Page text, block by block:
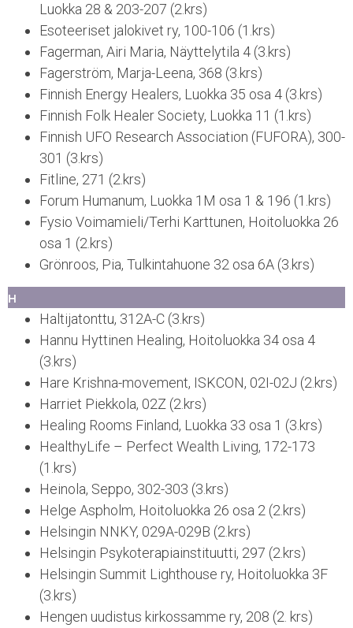
Luokka 28 & 203-207 (2.krs)
Esoteeriset jalokivet ry, 100-106 (1.krs)
Fagerman, Airi Maria, Näyttelytila 4 (3.krs)
Fagerström, Marja-Leena, 368 (3.krs)
Finnish Energy Healers, Luokka 35 osa 4 (3.krs)
Finnish Folk Healer Society, Luokka 11 (1.krs)
Finnish UFO Research Association (FUFORA), 300-
301 (3.krs)
Fitline, 271 (2.krs)
Forum Humanum, Luokka 1M osa 1 & 196 (1.krs)
Fysio Voimamieli/Terhi Karttunen, Hoitoluokka 26
osa 1 (2.krs)
Grönroos, Pia, Tulkintahuone 32 osa 6A (3.krs)
H
Haltijatonttu, 312A-C (3.krs)
Hannu Hyttinen Healing, Hoitoluokka 34 osa 4
(3.krs)
Hare Krishna-movement, ISKCON, 02I-02J (2.krs)
Harriet Piekkola, 02Z (2.krs)
Healing Rooms Finland, Luokka 33 osa 1 (3.krs)
HealthyLife – Perfect Wealth Living, 172-173
(1.krs)
Heinola, Seppo, 302-303 (3.krs)
Helge Aspholm, Hoitoluokka 26 osa 2 (2.krs)
Helsingin NNKY, 029A-029B (2.krs)
Helsingin Psykoterapiainstituutti, 297 (2.krs)
Helsingin Summit Lighthouse ry, Hoitoluokka 3F
(3.krs)
Hengen uudistus kirkossamme ry, 208 (2. krs)